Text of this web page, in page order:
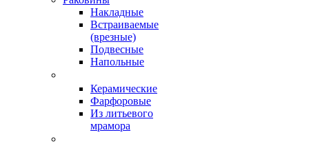
Накладные
Встраиваемые
(врезные)
Подвесные
Напольные
Керамические
Фарфоровые
Из литьевого
мрамора